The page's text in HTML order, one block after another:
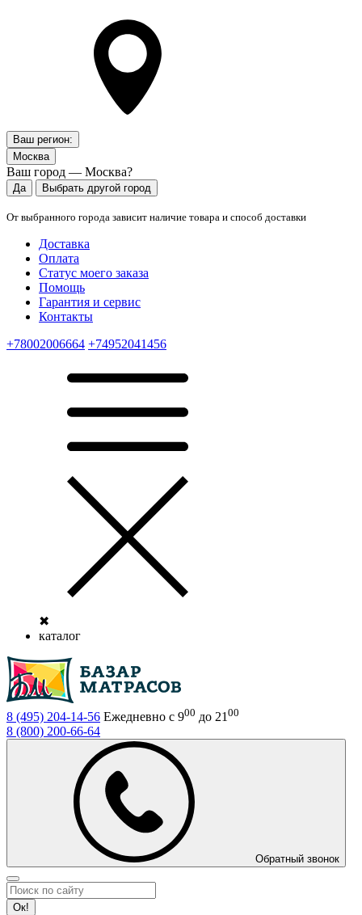
Ваш регион:
Москва
Ваш город — Москва?
Да Выбрать другой город
От выбранного города зависит наличие товара и способ доставки
Доставка
Оплата
Статус моего заказа
Помощь
Гарантия и сервис
Контакты
+78002006664 +74952041456
✖
каталог
8 (495) 204-14-56 Ежедневно с 900 до 21 00
8 (800) 200-66-64
Обратный звонок
Ок!